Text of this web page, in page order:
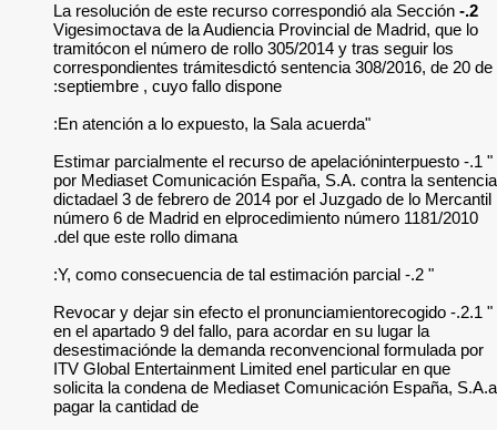
La resolución de
Vigesimoctava de
tramitócon el
correspondientes
" 1.- Estimar
por Mediaset
dictadael 3 de
número 6 de
" 2.1.- Revocar y
en el apartado 9
desestimaciónde
ITV Global
solicita la condena